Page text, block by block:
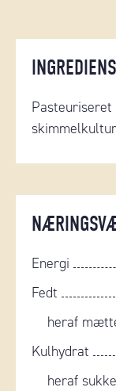
skimmelkultur
Energi
Fedt
heraf
Kulhydrat
heraf